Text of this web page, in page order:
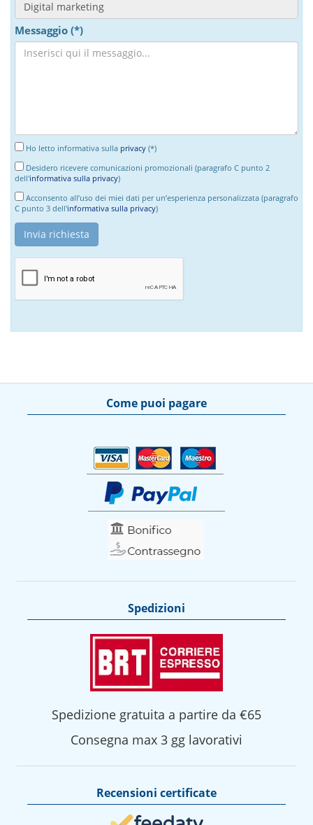
Messaggio (*)
Ho letto informativa sulla privacy (*)
Desidero ricevere comunicazioni promozionali (paragrafo C punto 2
dell'informativa sulla privacy)
Acconsento all’uso dei miei dati per un’esperienza personalizzata (paragrafo
C punto 3 dell'informativa sulla privacy)
Come puoi pagare
Spedizioni
Spedizione gratuita a partire da €65
Consegna max 3 gg lavorativi
Recensioni certificate